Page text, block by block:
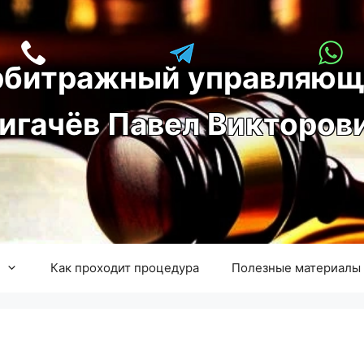
игачёв Павел
Как проходит процедура Полезные материалы